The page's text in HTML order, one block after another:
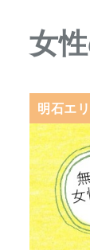
女
明石エ